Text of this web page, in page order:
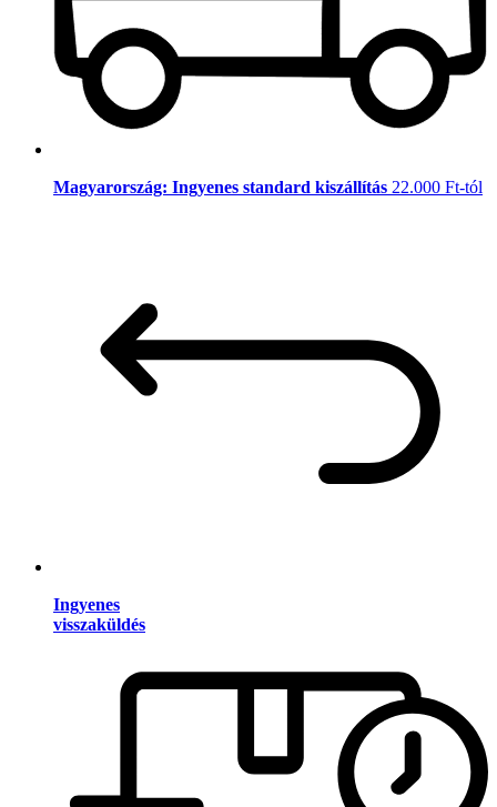
Magyarország: Ingyenes standard kiszállítás 22.000 Ft-tól
Ingyenes
visszaküldés